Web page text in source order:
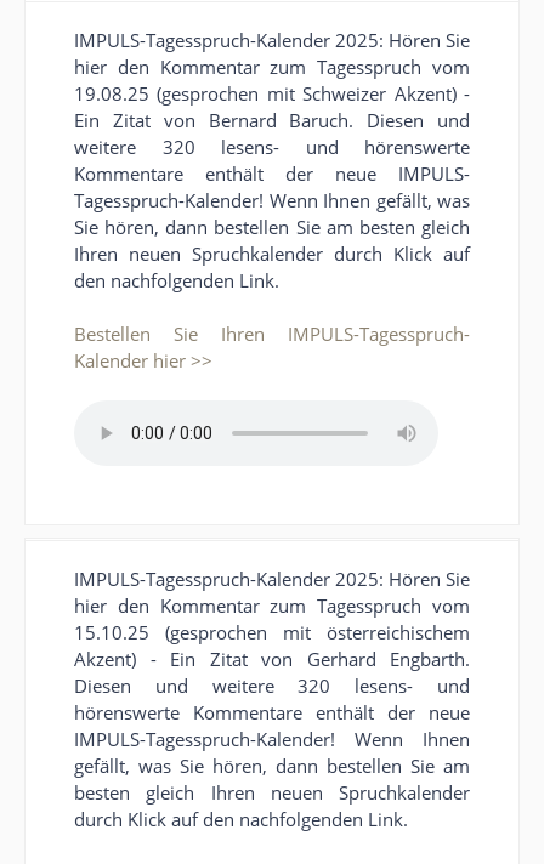
IMPULS-Tagesspruch-Kalender 2025: Hören Sie
hier den Kommentar zum Tagesspruch vom
19.08.25 (gesprochen mit Schweizer Akzent) -
Ein Zitat von Bernard Baruch. Diesen und
weitere 320 lesens- und hörenswerte
Kommentare enthält der neue IMPULS-
Tagesspruch-Kalender! Wenn Ihnen gefällt, was
Sie hören, dann bestellen Sie am besten gleich
Ihren neuen Spruchkalender durch Klick auf
den nachfolgenden Link.
Bestellen Sie Ihren IMPULS-Tagesspruch-
Kalender hier >>
IMPULS-Tagesspruch-Kalender 2025: Hören Sie
hier den Kommentar zum Tagesspruch vom
15.10.25 (gesprochen mit österreichischem
Akzent) - Ein Zitat von Gerhard Engbarth.
Diesen und weitere 320 lesens- und
hörenswerte Kommentare enthält der neue
IMPULS-Tagesspruch-Kalender! Wenn Ihnen
gefällt, was Sie hören, dann bestellen Sie am
besten gleich Ihren neuen Spruchkalender
durch Klick auf den nachfolgenden Link.